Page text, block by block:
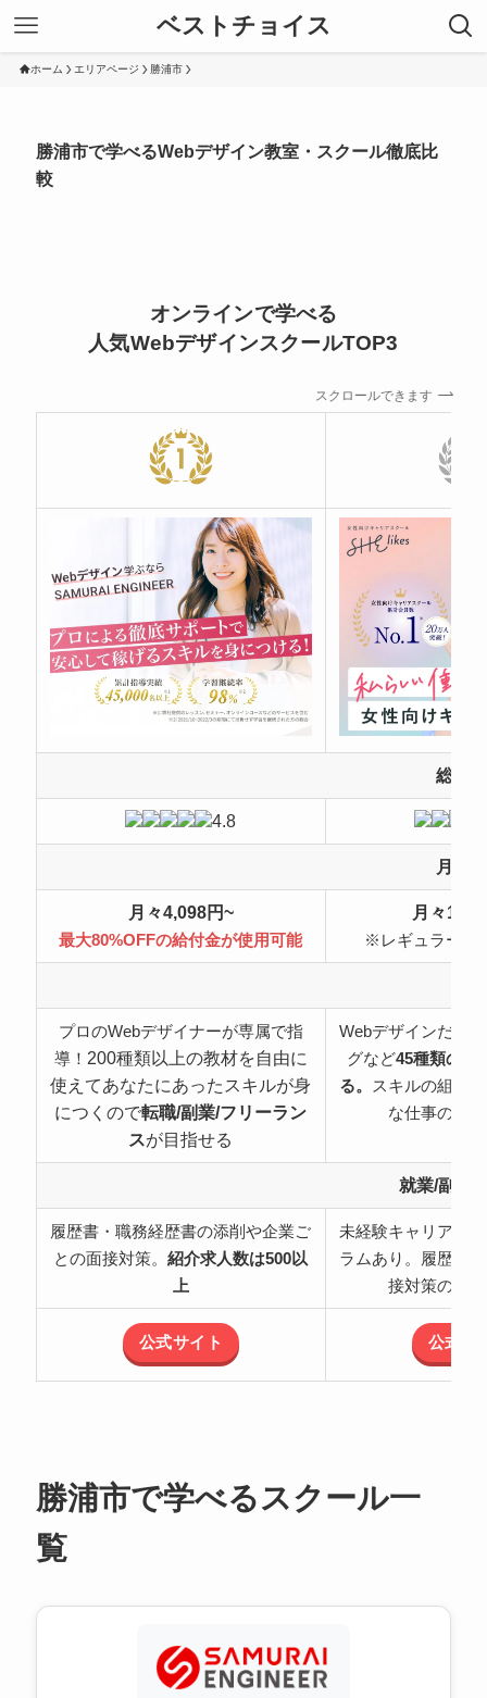
ベストチョイス
ホーム エリアページ 勝浦市
勝浦市で学べるWebデザイン教室・スクール徹底比
較
オンラインで学べる
人気WebデザインスクールTOP3
スクロールできます
総合
4.8
月額
月々4,098円~
最大80%OFFの給付金が使用可能
月々
※レギュラープ
プロのWebデザイナーが専属で指
導！ 200種類以上の教材を自由に
使えてあなたにあったスキルが身
につくので転職/副業/フリーラン
スが目指せる
Webデザインだけ
グなど45種類の職
る。 スキルの組み
な仕事の可
就業/副業
履歴書・職務経歴書の添削や企業ご
との面接対策。紹介求人数は500以
上
未経験キャリアチ
ラムあり。履歴書
接対策のサ
公式サイト 公式サ
勝浦市で学べるスクール一
覧